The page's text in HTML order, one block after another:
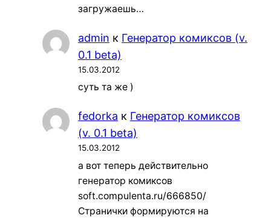
загружаешь…
admin к Генератор комиксов (v.
0.1 beta)
15.03.2012
суть та же )
fedorka к Генератор комиксов
(v. 0.1 beta)
15.03.2012
а вот теперь действительно
генератор комиксов
soft.compulenta.ru/666850/
Странички формируются на